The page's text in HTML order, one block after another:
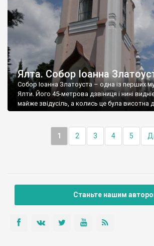
Ялта. Собор Іоанна
Собор Іоанна Златоуста – одна із перших
Ялти. Його 45-метрова дзвіниця і нині
майже звідусіль, а колись це була висотна
1 2 3 4 5
Станьте нашим